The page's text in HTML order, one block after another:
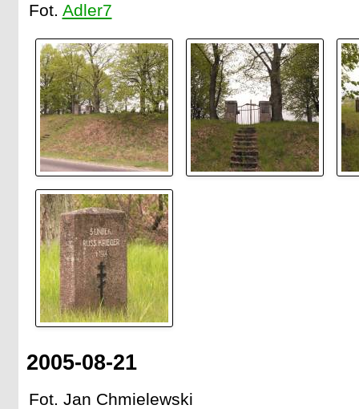
Fot. Adler7
2005-08-21
Fot. Jan Chmielewski